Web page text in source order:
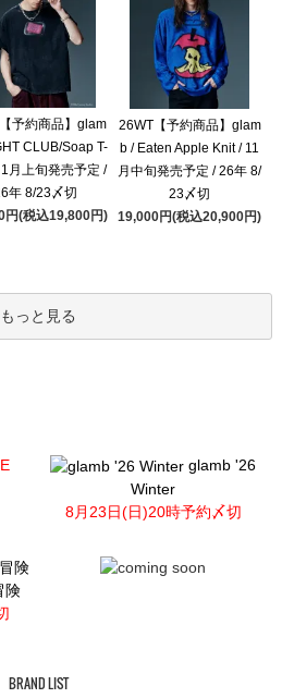
予約商品】glam
CLUB/Soap T-
月上旬発売予定 /
年 8/23〆切
円(税込19,800円)
26WT【予約商品】glam
b / Eaten Apple Knit / 11
月中旬発売予定 / 26年 8/
23〆切
19,000円(税込20,900円)
もっと見る
glamb '26
Winter
8月23日(日)20時予約〆切
険
BRAND LIST